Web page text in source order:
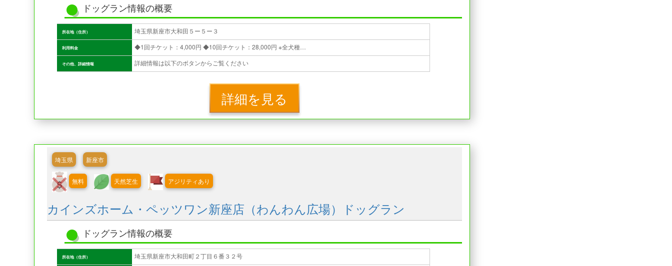
ドッグラン情報の概要
所在地（住所） 埼玉県新座市大和田５ー５ー３
利用料金
その他、詳細情報 詳細情報は以下のボタンからご覧ください
詳細を見る
埼玉県 新座市
無料 天然芝生 アジリティあり
カインズホーム・ペッツワン新座店（わんわん広場）ドッグラン
ドッグラン情報の概要
所在地（住所） 埼玉県新座市大和田町２丁目６番３２号